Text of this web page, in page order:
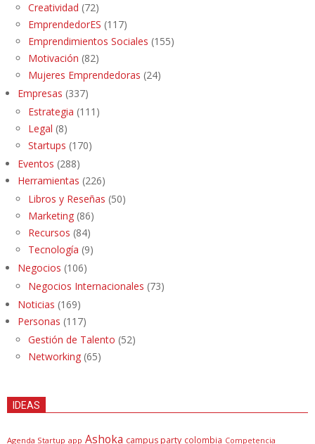
Creatividad (72)
EmprendedorES (117)
Emprendimientos Sociales (155)
Motivación (82)
Mujeres Emprendedoras (24)
Empresas (337)
Estrategia (111)
Legal (8)
Startups (170)
Eventos (288)
Herramientas (226)
Libros y Reseñas (50)
Marketing (86)
Recursos (84)
Tecnología (9)
Negocios (106)
Negocios Internacionales (73)
Noticias (169)
Personas (117)
Gestión de Talento (52)
Networking (65)
IDEAS
Agenda Startup app Ashoka campus party colombia Competencia